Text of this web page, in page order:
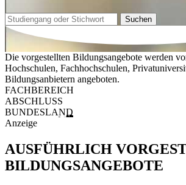
Suchen
Die vorgestellten Bildungsangebote werden
Hochschulen, Fachhochschulen,
Bildungsanbietern angeboten.
FACHBEREICH
ABSCHLUSS
BUNDESLAND
Anzeige
AUSFÜHRLICH
BILDUNGSANGEBOTE